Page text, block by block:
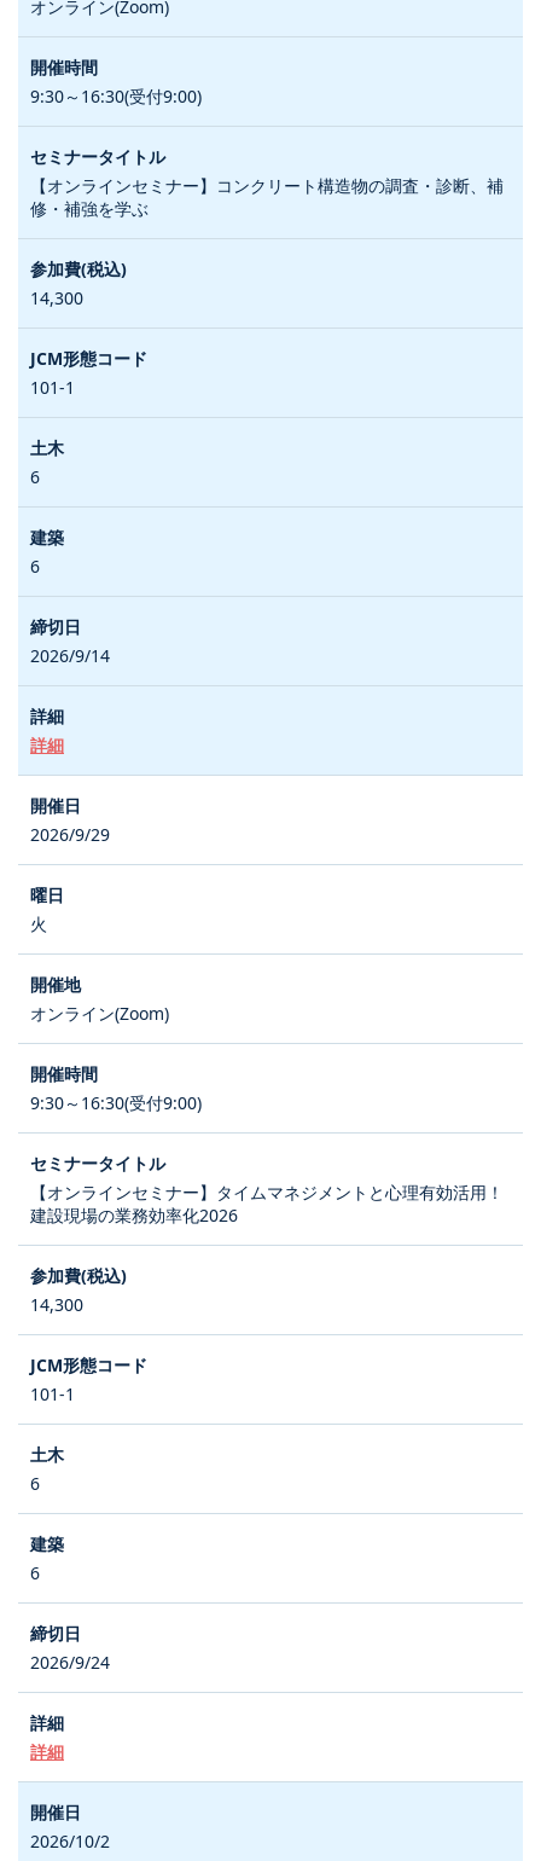
オンライン(Zoom)
9:30～16:30(受付9:00)
【オンラインセミナー】コンクリート構造物の調査・診断、補
修・補強を学ぶ
14,300
101-1
6
6
2026/9/14
詳細
2026/9/29
火
オンライン(Zoom)
9:30～16:30(受付9:00)
【オンラインセミナー】タイムマネジメントと心理有効活用！
建設現場の業務効率化2026
14,300
101-1
6
6
2026/9/24
詳細
2026/10/2